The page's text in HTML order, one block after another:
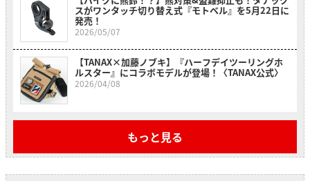
スがワンタッチ切り替え式『モトベル』を5月22日に
発売！
2026/05/07
【TANAX×加藤ノブキ】『ハーフデイツーリングホ
ルスター』にコラボモデルが登場！〈TANAX公式〉
2026/04/08
もっと見る